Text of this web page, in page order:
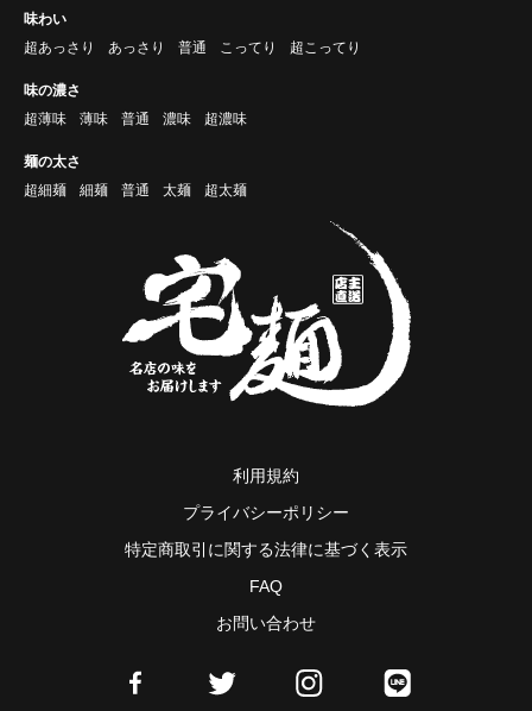
味わい
超あっさり
あっさり 普通 こってり 超こってり
味の濃さ
超薄味
薄味 普通 濃味 超濃味
麺の太さ
超細麺
細麺 普通 太麺 超太麺
利用規約
プライバシーポリシー
特定商取引に関する法律に基づく表示
FAQ
お問い合わせ